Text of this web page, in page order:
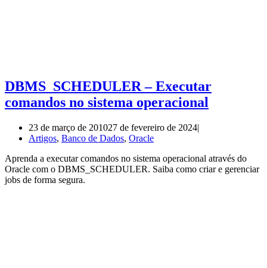
DBMS_SCHEDULER – Executar
comandos no sistema operacional
23 de março de 201027 de fevereiro de 2024
Artigos, Banco de Dados, Oracle
Aprenda a executar comandos no sistema operacional através do
Oracle com o DBMS_SCHEDULER. Saiba como criar e gerenciar
jobs de forma segura.